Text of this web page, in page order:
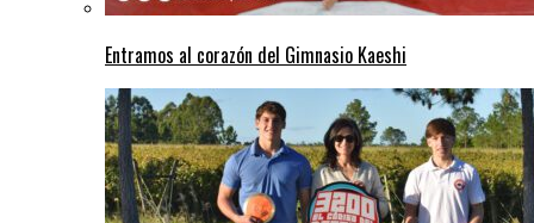
Entramos al corazón del Gimnasio Kaeshi